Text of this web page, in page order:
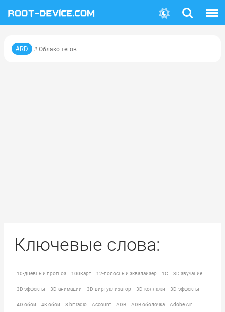
Поиск
#RD # Облако тегов
Ключевые слова:
10-дневный прогноз 100Карт 12-полосный эквалайзер 1C 3D звучание
3D эффекты 3D-анимации 3D-виртуализатор 3D-коллажи 3D-эффекты
4D обои 4K обои 8 bit radio Account ADB ADB оболочка Adobe Air